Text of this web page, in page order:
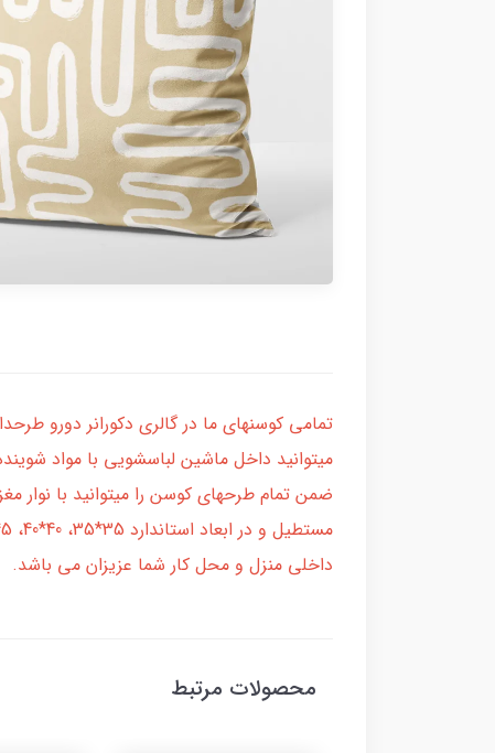
تمامی کوسنهای ما در گالری دکورانر دورو
میتوانید داخل ماشین لباسشویی با مواد
ضمن تمام طرحهای کوسن را میتوانید با نوار
داخلی منزل و محل کار شما عزیزان می باشد.
محصولات مرتبط